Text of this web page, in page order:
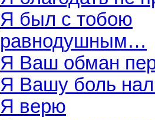
Я был с тобою
равнодушным…
Я Ваш обман
Я Вашу боль
Я верю